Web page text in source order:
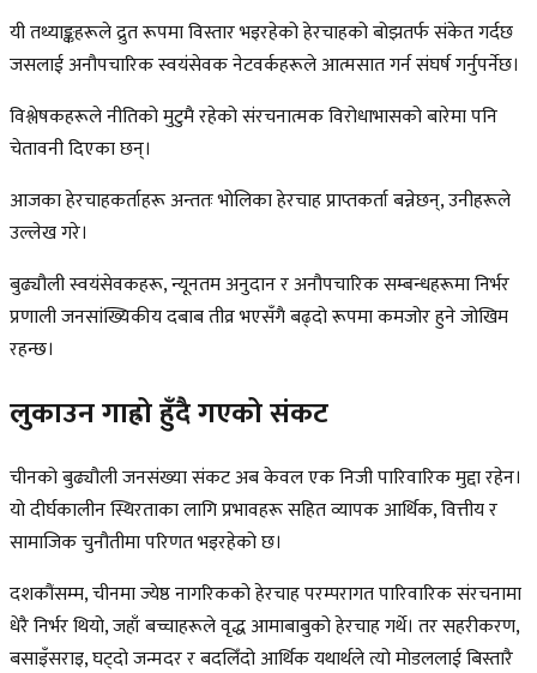
यी तथ्याङ्कहरूले द्रुत रूपमा विस्तार भइरहेको हेरचाहको बोझतर्फ संकेत गर्दछ
जसलाई अनौपचारिक स्वयंसेवक नेटवर्कहरूले आत्मसात गर्न संघर्ष गर्नुपर्नेछ।
विश्लेषकहरूले नीतिको मुटुमै रहेको संरचनात्मक विरोधाभासको बारेमा पनि
चेतावनी दिएका छन्।
आजका हेरचाहकर्ताहरू अन्ततः भोलिका हेरचाह प्राप्तकर्ता बन्नेछन्, उनीहरूले
उल्लेख गरे।
बुढ्यौली स्वयंसेवकहरू, न्यूनतम अनुदान र अनौपचारिक सम्बन्धहरूमा निर्भर
प्रणाली जनसांख्यिकीय दबाब तीव्र भएसँगै बढ्दो रूपमा कमजोर हुने जोखिम
रहन्छ।
लुकाउन गाह्रो हुँदै गएको संकट
चीनको बुढ्यौली जनसंख्या संकट अब केवल एक निजी पारिवारिक मुद्दा रहेन।
यो दीर्घकालीन स्थिरताका लागि प्रभावहरू सहित व्यापक आर्थिक, वित्तीय र
सामाजिक चुनौतीमा परिणत भइरहेको छ।
दशकौंसम्म, चीनमा ज्येष्ठ नागरिकको हेरचाह परम्परागत पारिवारिक संरचनामा
धेरै निर्भर थियो, जहाँ बच्चाहरूले वृद्ध आमाबाबुको हेरचाह गर्थे। तर सहरीकरण,
बसाइँसराइ, घट्दो जन्मदर र बदलिँदो आर्थिक यथार्थले त्यो मोडललाई बिस्तारै